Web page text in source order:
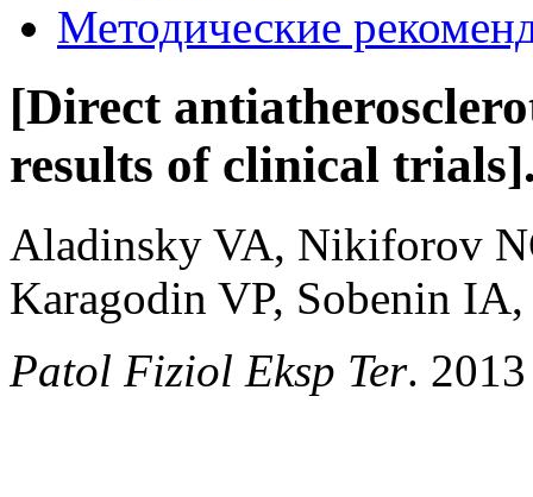
Методические
[Direct
results of clinical
Aladinsky VA, Nikiforov
Karagodin VP, Sobenin
Patol Fiziol Eksp Ter.